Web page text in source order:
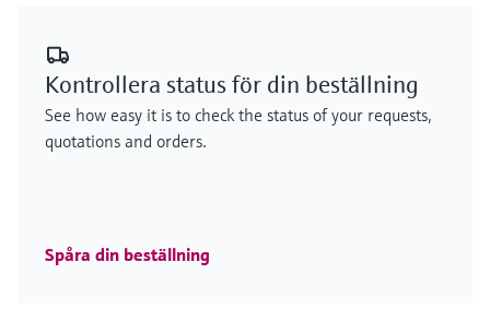
Kontrollera status för din beställning
See how easy it is to check the status of your requests,
quotations and orders.
Spåra din beställning